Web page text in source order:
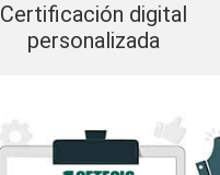
Certificación digital
personalizada